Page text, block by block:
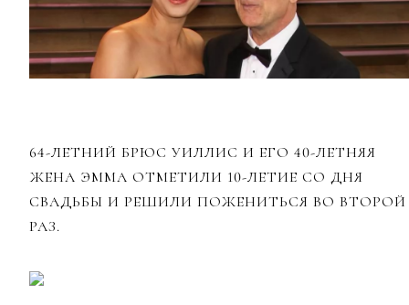
64-ЛЕТНИЙ БРЮС УИЛЛИС И ЕГО 40-ЛЕТНЯЯ
ЖЕНА ЭММА ОТМЕТИЛИ 10-ЛЕТИЕ СО ДНЯ
СВАДЬБЫ И РЕШИЛИ ПОЖЕНИТЬСЯ ВО ВТОРОЙ
РАЗ.